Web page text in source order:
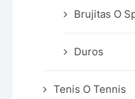
Brujitas O
Duros
Tenis O Tennis